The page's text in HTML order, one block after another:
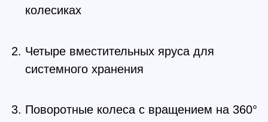
колесиках
Четыре вместительных яруса для
системного хранения
Поворотные колеса с вращением на 360°